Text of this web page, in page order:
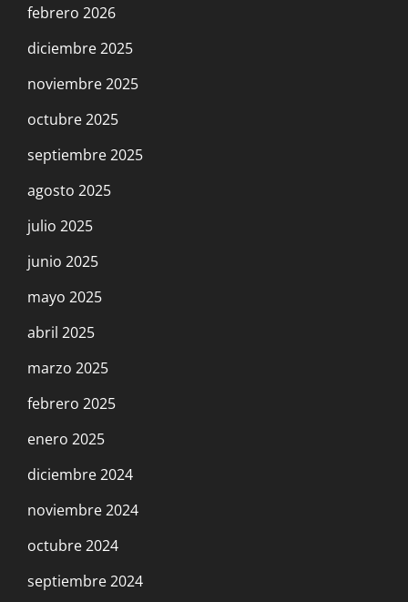
febrero 2026
diciembre 2025
noviembre 2025
octubre 2025
septiembre 2025
agosto 2025
julio 2025
junio 2025
mayo 2025
abril 2025
marzo 2025
febrero 2025
enero 2025
diciembre 2024
noviembre 2024
octubre 2024
septiembre 2024